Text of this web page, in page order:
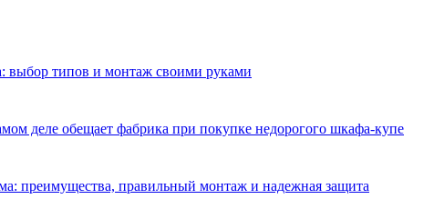
выбор типов и монтаж своими руками
деле обещает фабрика при покупке недорогого шкафа-купе
преимущества, правильный монтаж и надежная защита